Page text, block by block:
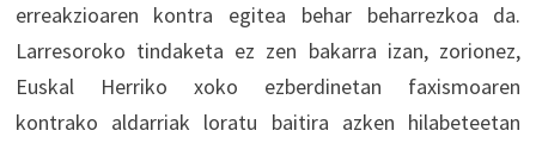
erreakzioaren kontra egitea behar beharrezkoa da.
Larresoroko tindaketa ez zen bakarra izan, zorionez,
Euskal Herriko xoko ezberdinetan faxismoaren
kontrako aldarriak loratu baitira azken hilabeteetan